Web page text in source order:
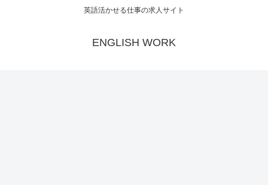
英語活かせる仕事の求人サイト
ENGLISH WORK